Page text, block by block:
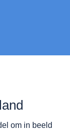
om in beeld